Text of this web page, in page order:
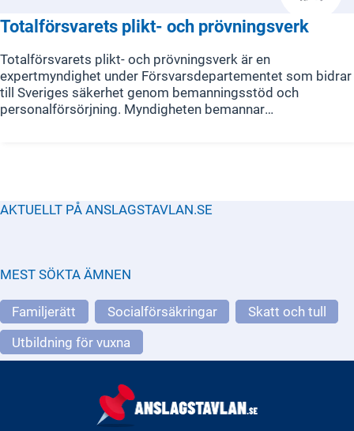
Totalförsvarets plikt- och prövningsverk
Totalförsvarets plikt- och prövningsverk är en
expertmyndighet under Försvarsdepartementet som bidrar
till Sveriges säkerhet genom bemanningsstöd och
personalförsörjning. Myndigheten bemannar
yrken och utbildningar med särskilda krav. Myndigheten
AKTUELLT PÅ ANSLAGSTAVLAN.SE
MEST SÖKTA ÄMNEN
Familjerätt Socialförsäkringar
Skatt och tull
Utbildning för vuxna